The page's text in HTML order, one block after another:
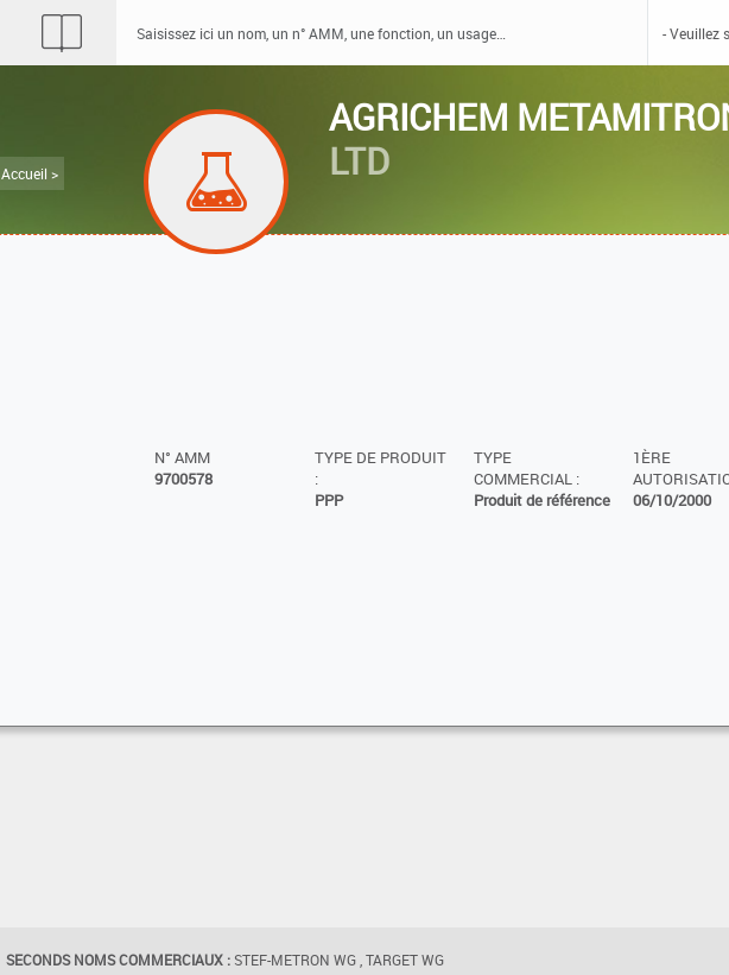
Accueil >
AGRICHEM
LTD
N° AMM
9700578
TYPE DE PRODUIT
:
PPP
TYPE
COMMERCIAL :
Produit de référence
1ÈRE
06/10/2000
SECONDS NOMS COMMERCIAUX : STEF-METRON WG , TARGET WG